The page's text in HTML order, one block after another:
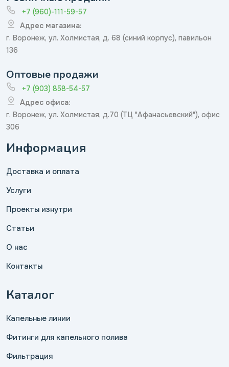
+7 (960)-111-59-57
Адрес магазина:
г. Воронеж, ул. Холмистая, д. 68 (синий корпус), павильон
136
Оптовые продажи
+7 (903) 858-54-57
Адрес офиса:
г. Воронеж, ул. Холмистая, д.70 (ТЦ "Афанасьевский"), офис
306
Информация
Доставка и оплата
Услуги
Проекты изнутри
Статьи
О нас
Контакты
Каталог
Капельные линии
Фитинги для капельного полива
Фильтрация